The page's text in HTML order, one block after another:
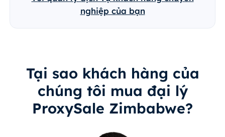
nghiệp của bạn
Tại sao khách hàng của
chúng tôi mua đại lý
ProxySale Zimbabwe?